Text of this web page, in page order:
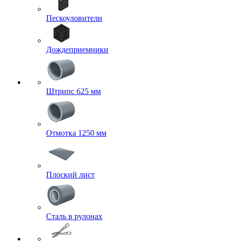
Пескоуловители
Дождеприемники
Штрипс 625 мм
Отмотка 1250 мм
Плоский лист
Сталь в рулонах